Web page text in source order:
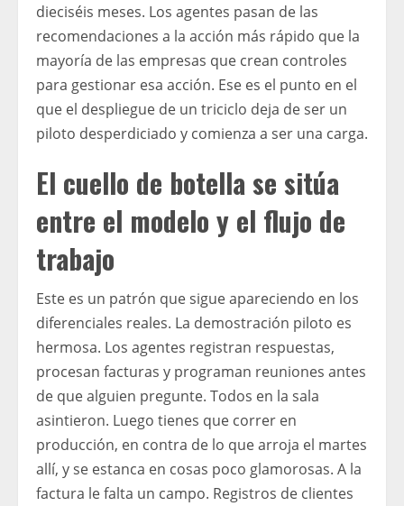
dieciséis meses. Los agentes pasan de las
recomendaciones a la acción más rápido que la
mayoría de las empresas que crean controles
para gestionar esa acción. Ese es el punto en el
que el despliegue de un triciclo deja de ser un
piloto desperdiciado y comienza a ser una carga.
El cuello de botella se sitúa
entre el modelo y el flujo de
trabajo
Este es un patrón que sigue apareciendo en los
diferenciales reales. La demostración piloto es
hermosa. Los agentes registran respuestas,
procesan facturas y programan reuniones antes
de que alguien pregunte. Todos en la sala
asintieron. Luego tienes que correr en
producción, en contra de lo que arroja el martes
allí, y se estanca en cosas poco glamorosas. A la
factura le falta un campo. Registros de clientes